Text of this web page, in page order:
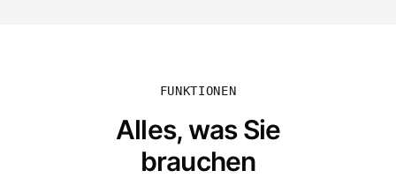
FUNKTIONEN
Alles, was Sie
brauchen